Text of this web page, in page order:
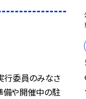
行委員のみなさ
備や開催中の駐